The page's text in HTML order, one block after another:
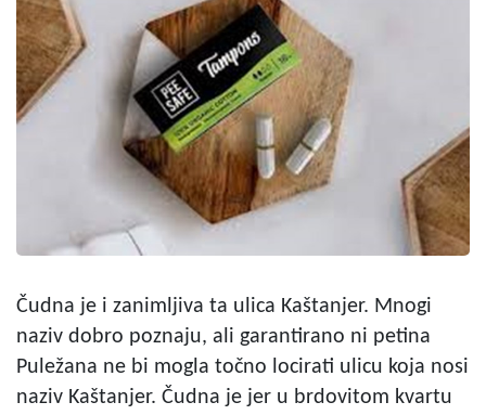
Čudna je i zanimljiva ta ulica Kaštanjer. Mnogi
naziv dobro poznaju, ali garantirano ni petina
Puležana ne bi mogla točno locirati ulicu koja nosi
naziv Kaštanjer. Čudna je jer u brdovitom kvartu